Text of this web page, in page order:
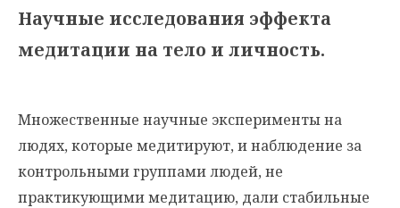
Научные исследования эффекта
медитации на тело и личность.
Множественные научные эксперименты на
людях, которые медитируют, и наблюдение за
контрольными группами людей, не
практикующими медитацию, дали стабильные